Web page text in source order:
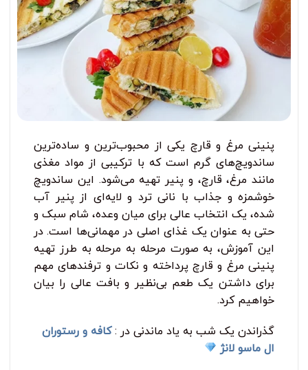
پنینی مرغ و قارچ یکی از محبوب‌ترین و ساده‌ترین
ساندویچ‌های گرم است که با ترکیبی از مواد مغذی
مانند مرغ، قارچ، و پنیر تهیه می‌شود. این ساندویچ
خوشمزه و جذاب با نانی ترد و لایه‌ای از پنیر آب
شده، یک انتخاب عالی برای میان وعده، شام سبک و
حتی به عنوان یک غذای اصلی در مهمانی‌ها است. در
این آموزش، به صورت مرحله ‌به ‌مرحله به طرز تهیه
پنینی مرغ و قارچ پرداخته و نکات و ترفندهای مهم
برای داشتن یک طعم بی‌نظیر و بافت عالی را بیان
خواهیم کرد.
گذراندن یک شب به یاد ماندنی در :کافه و رستوران
ال ماسو لانژ